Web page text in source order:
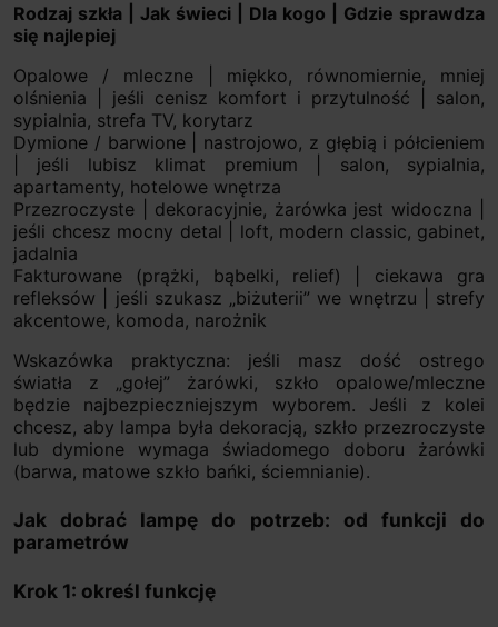
Rodzaj szkła | Jak świeci | Dla kogo | Gdzie sprawdza
się najlepiej
Opalowe / mleczne | miękko, równomiernie, mniej
olśnienia | jeśli cenisz komfort i przytulność | salon,
sypialnia, strefa TV, korytarz
Dymione / barwione | nastrojowo, z głębią i półcieniem
| jeśli lubisz klimat premium | salon, sypialnia,
apartamenty, hotelowe wnętrza
Przezroczyste | dekoracyjnie, żarówka jest widoczna |
jeśli chcesz mocny detal | loft, modern classic, gabinet,
jadalnia
Fakturowane (prążki, bąbelki, relief) | ciekawa gra
refleksów | jeśli szukasz „biżuterii” we wnętrzu | strefy
akcentowe, komoda, narożnik
Wskazówka praktyczna: jeśli masz dość ostrego
światła z „gołej” żarówki, szkło opalowe/mleczne
będzie najbezpieczniejszym wyborem. Jeśli z kolei
chcesz, aby lampa była dekoracją, szkło przezroczyste
lub dymione wymaga świadomego doboru żarówki
(barwa, matowe szkło bańki, ściemnianie).
Jak dobrać lampę do potrzeb: od funkcji do
parametrów
Krok 1: określ funkcję